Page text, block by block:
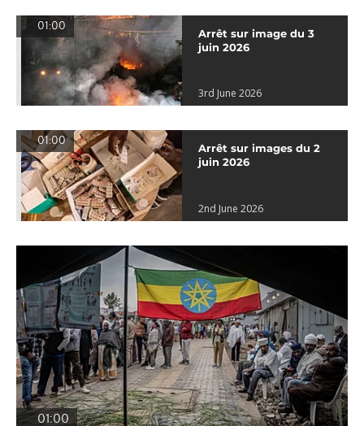
01:00
Arrêt sur image du 3
juin 2026
3rd June 2026
01:00
Arrêt sur images du 2
juin 2026
2nd June 2026
01:00